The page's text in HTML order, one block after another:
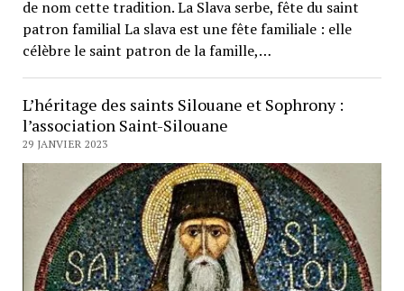
de nom cette tradition. La Slava serbe, fête du saint
patron familial La slava est une fête familiale : elle
célèbre le saint patron de la famille,…
L’héritage des saints Silouane et Sophrony :
l’association Saint-Silouane
29 JANVIER 2023